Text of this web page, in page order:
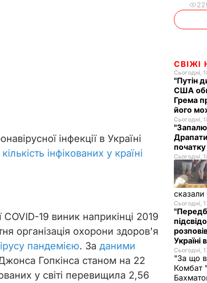
інфекції в Україні
кількість інфікованих у країні
COVID-19 виник наприкінці 2019
організація охорони здоров'я
пандемією. За даними
Гопкінса станом на 22
у світі перевищила 2,56
СВІЖІ
Сьогодні,
"Путін
США
Грема
його
Сьогодні,
"Запалю
початку
Сьогодні,
сказали
Сьогодні,
Україні
Сьогодні,
"За що
Комбат